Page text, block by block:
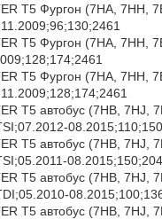
T5 Фургон (7HA, 7HH,
T5 Фургон (7HA, 7HH,
T5 Фургон (7HA, 7HH,
T5 автобус (7HB, 7HJ,
T5 автобус (7HB, 7HJ,
T5 автобус (7HB, 7HJ,
T5 автобус (7HB, 7HJ,